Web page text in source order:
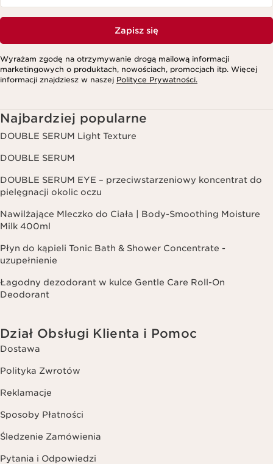
Zapisz się
Wyrażam zgodę na otrzymywanie drogą mailową informacji
marketingowych o produktach, nowościach, promocjach itp. Więcej
informacji znajdziesz w naszej Polityce Prywatności.
Najbardziej popularne
DOUBLE SERUM Light Texture
DOUBLE SERUM
DOUBLE SERUM EYE – przeciwstarzeniowy koncentrat do
pielęgnacji okolic oczu
Nawilżające Mleczko do Ciała | Body-Smoothing Moisture
Milk 400ml
Płyn do kąpieli Tonic Bath & Shower Concentrate -
uzupełnienie
Łagodny dezodorant w kulce Gentle Care Roll-On
Deodorant
Dział Obsługi Klienta i Pomoc
Dostawa
Polityka Zwrotów
Reklamacje
Sposoby Płatności
Śledzenie Zamówienia
Pytania i Odpowiedzi